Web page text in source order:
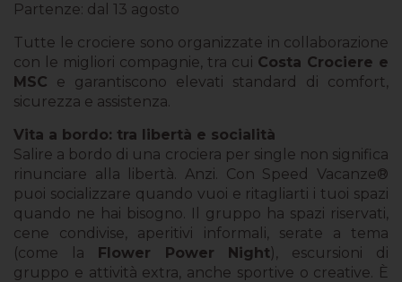
Partenze: dal 13 agosto
Tutte le crociere sono organizzate in collaborazione
con le migliori compagnie, tra cui Costa Crociere e
MSC e garantiscono elevati standard di comfort,
sicurezza e assistenza.
Vita a bordo: tra libertà e socialità
Salire a bordo di una crociera per single non significa
rinunciare alla libertà. Anzi. Con Speed Vacanze®
puoi socializzare quando vuoi e ritagliarti i tuoi spazi
quando ne hai bisogno. Il gruppo ha spazi riservati,
cene condivise, aperitivi informali, serate a tema
(come la Flower Power Night), escursioni di
gruppo e attività extra, anche sportive o creative. È